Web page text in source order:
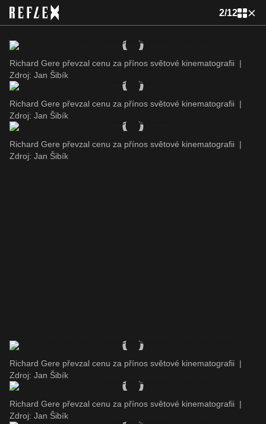
2/12
Richard Gere převzal cenu za přínos světové kinematografii |
Zdroj: Jan Šibík
Richard Gere převzal cenu za přínos světové kinematografii |
Zdroj: Jan Šibík
Richard Gere převzal cenu za přínos světové kinematografii |
Zdroj: Jan Šibík
Richard Gere převzal cenu za přínos světové kinematografii |
Zdroj: Jan Šibík
Richard Gere převzal cenu za přínos světové kinematografii |
Zdroj: Jan Šibík